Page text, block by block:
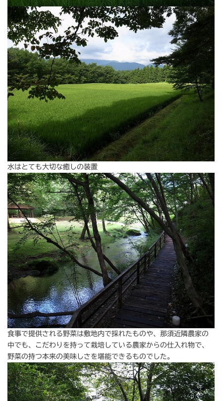
水はとても大切な癒しの装置
食事で提供される野菜は敷地内で採れたものや、那須近隣農家の
中でも、こだわりを持って栽培している農家からの仕入れ物で、
野菜の持つ本来の美味しさを堪能できるものでした。